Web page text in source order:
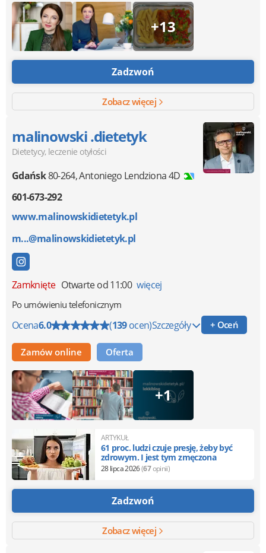
+13
Zadzwoń
Zobacz więcej
malinowski .dietetyk
Dietetycy, leczenie otyłości
Gdańsk80-264,Antoniego Lendziona 4D
601-673-292
www.malinowskidietetyk.pl
m...@malinowskidietetyk.pl
Zamknięte Otwarte od 11:00 więcej
Po umówieniu telefonicznym
Ocena6.0 (139ocen)Szczegóły + Oceń
Zamów online Oferta
+1
ARTYKUŁ
61 proc. ludzi czuje presję, żeby być
zdrowym. I jest tym zmęczona
28 lipca 2026(67opinii)
Zadzwoń
Zobacz więcej